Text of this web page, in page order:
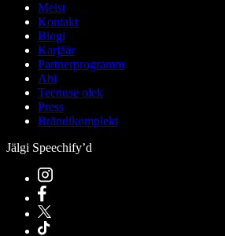
Meist
Kontakt
Blogi
Karjäär
Partnerprogramm
Abi
Teenuse olek
Press
Brändikomplekt
Jälgi Speechify’d